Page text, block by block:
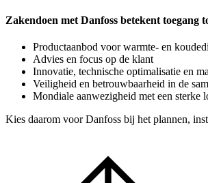
Zakendoen met Danfoss betekent toegang
Productaanbod voor warmte- en
Advies en focus op de klant
Innovatie, technische optimalisatie en
Veiligheid en betrouwbaarheid in de
Mondiale aanwezigheid met een sterke
Kies daarom voor Danfoss bij het plannen,